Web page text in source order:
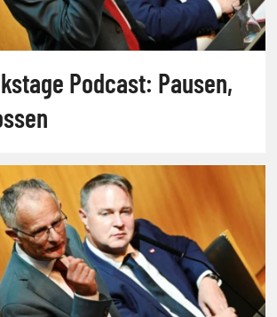
Podcast: Pausen,